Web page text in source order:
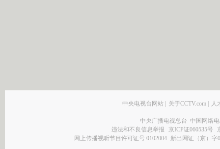
中央电视台网站 关于CCTV.com 人
中央广播电视总台 中国网络
违法和不良信息举报
京ICP证060535号
网上传播视听节目许可证号 0102004 新出网证（京）